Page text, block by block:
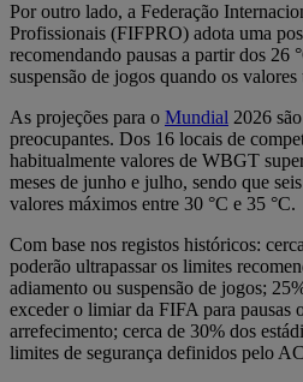
Por outro lado, a Federação
Profissionais (FIFPRO) adota uma
recomendando pausas a partir dos 26
suspensão de jogos quando os valores
As projeções para o Mundial 2026
preocupantes. Dos 16 locais de
habitualmente valores de WBGT
meses de junho e julho, sendo que
valores máximos entre 30 °C e 35 °C.
Com base nos registos históricos:
poderão ultrapassar os limites
adiamento ou suspensão de jogos;
exceder o limiar da FIFA para pausas
arrefecimento; cerca de 30% dos
limites de segurança definidos pelo